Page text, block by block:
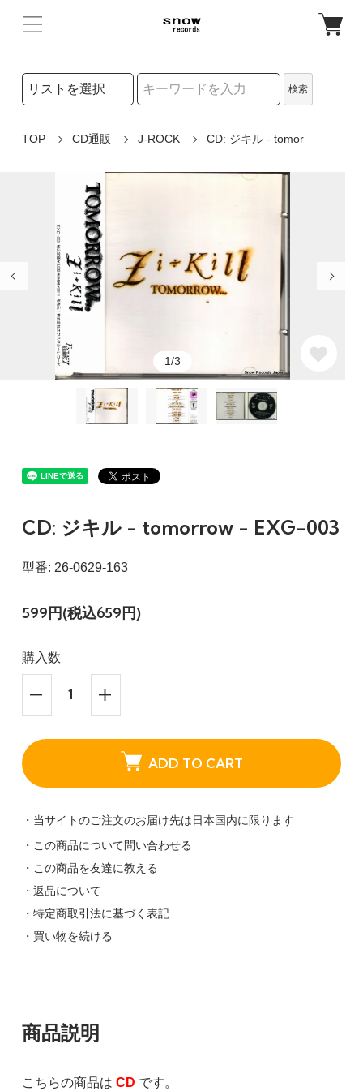
検索リストの選択
検索
TOP CD通販 J-ROCK CD: ジキル - tomor
1/3
CD: ジキル - tomorrow - EXG-003
型番: 26-0629-163
599円(税込659円)
購入数
ADD TO CART
・当サイトのご注文のお届け先は日本国内に限ります
・この商品について問い合わせる
・この商品を友達に教える
・返品について
・特定商取引法に基づく表記
・買い物を続ける
商品説明
こちらの商品は CD です。